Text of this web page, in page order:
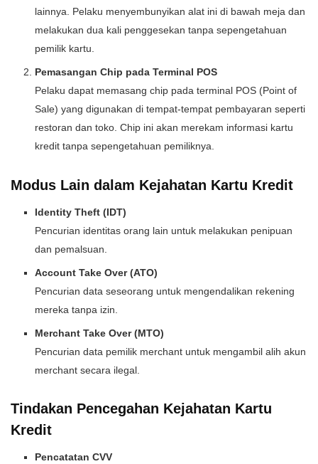
lainnya. Pelaku menyembunyikan alat ini di bawah meja dan
melakukan dua kali penggesekan tanpa sepengetahuan
pemilik kartu.
Pemasangan Chip pada Terminal POS
Pelaku dapat memasang chip pada terminal POS (Point of
Sale) yang digunakan di tempat-tempat pembayaran seperti
restoran dan toko. Chip ini akan merekam informasi kartu
kredit tanpa sepengetahuan pemiliknya.
Modus Lain dalam Kejahatan Kartu Kredit
Identity Theft (IDT)
Pencurian identitas orang lain untuk melakukan penipuan
dan pemalsuan.
Account Take Over (ATO)
Pencurian data seseorang untuk mengendalikan rekening
mereka tanpa izin.
Merchant Take Over (MTO)
Pencurian data pemilik merchant untuk mengambil alih akun
merchant secara ilegal.
Tindakan Pencegahan Kejahatan Kartu
Kredit
Pencatatan CVV